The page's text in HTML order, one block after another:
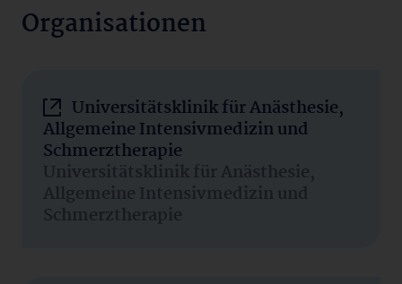
Organisationen
Universitätsklinik für Anästhesie,
Allgemeine Intensivmedizin und
Schmerztherapie
Universitätsklinik für Anästhesie,
Allgemeine Intensivmedizin und
Schmerztherapie